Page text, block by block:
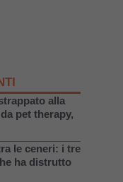
alla
pet therapy,
le ceneri: i tre
ha distrutto